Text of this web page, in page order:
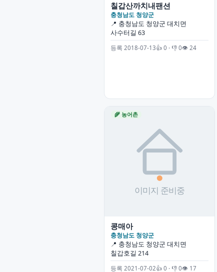
칠갑산까치내팬션
충청남도 청양군
📍 충청남도 청양군 대치면
사수터길 63
등록 2018-07-13👍 0 · 👎 0👁 24
🌾 농어촌
콩매아
충청남도 청양군
📍 충청남도 청양군 대치면
칠갑호길 214
등록 2021-07-02👍 0 · 👎 0👁 17